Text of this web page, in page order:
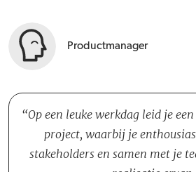
Productmanager
Op een leuke werkdag leid je
project, waarbij je
stakeholders en samen met je